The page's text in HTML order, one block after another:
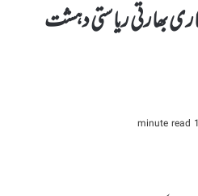
بھارتی ریاستی دہشت